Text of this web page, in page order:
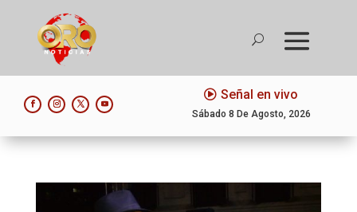
Señal en vivo
Sábado 8 De Agosto, 2026